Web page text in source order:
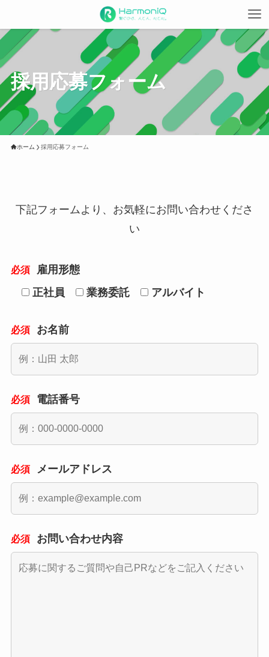
採用応募フォーム
ホーム 採用応募フォーム
下記フォームより、お気軽にお問い合わせくださ
い
必須
雇用形態
正社員
業務委託 アルバイト
必須 お名前
必須 電話番号
必須 メールアドレス
必須 お問い合わせ内容